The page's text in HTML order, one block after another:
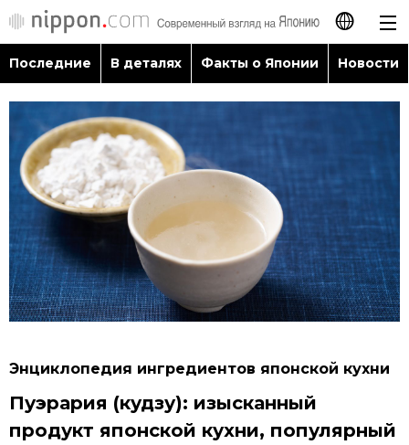
日本語
简体字
繁體字
Français
Español
Последние
В деталях
Факты о Японии
Фото/Видео
Последние В деталях Факты о Японии Новости
Энциклопедия ингредиентов японской кухни
Пуэрария (кудзу): изысканный
продукт японской кухни, популярный